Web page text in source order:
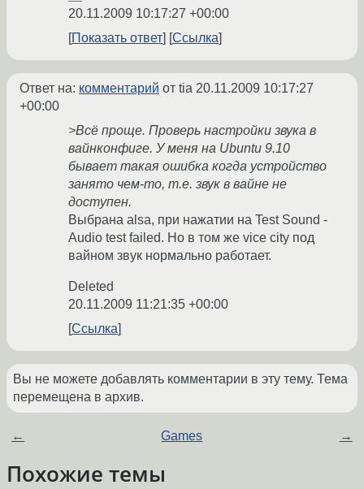
20.11.2009 10:17:27 +00:00
Показать ответ
Ссылка
Ответ на: комментарий от tia 20.11.2009 10:17:27
+00:00
>Всё проще. Проверь настройки звука в
вайнконфиге. У меня на Ubuntu 9.10
бывает такая ошибка когда устройство
занято чем-то, т.е. звук в вайне не
доступен.
Выбрана alsa, при нажатии на Test Sound -
Audio test failed. Но в том же vice city под
вайном звук нормально работает.
Deleted
20.11.2009 11:21:35 +00:00
Ссылка
Вы не можете добавлять комментарии в эту тему. Тема
перемещена в архив.
← Games →
Похожие темы